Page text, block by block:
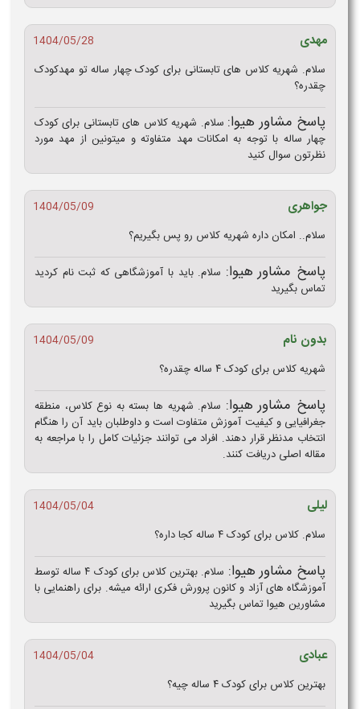
مهدی
1404/05/28
سلام. شهریه کلاس های تابستانی برای کودک چهار ساله تو مهدکودک
چقدره؟
پاسخ مشاور هیوا: سلام. شهریه کلاس های تابستانی برای کودک
چهار ساله با توجه به امکانات مهد متفاوته و میتونین از مهد مورد
نظرتون سوال کنید
جواهری
1404/05/09
سلام.. امکان داره شهریه کلاس رو پس بگیریم؟
پاسخ مشاور هیوا: سلام. باید با آموزشگاهی که ثبت نام کردید
تماس بگیرید
بدون نام
1404/05/09
شهریه کلاس برای کودک ۴ ساله چقدره؟
پاسخ مشاور هیوا: سلام. شهریه ها بسته به نوع کلاس، منطقه
جغرافیایی و کیفیت آموزش متفاوت است و داوطلبان باید آن را هنگام
انتخاب مدنظر قرار دهند. افراد می توانند جزئیات کامل را با مراجعه به
مقاله اصلی دریافت کنند.
لیلی
1404/05/04
سلام. کلاس برای کودک ۴ ساله کجا داره؟
پاسخ مشاور هیوا:
سلام. بهترین کلاس برای کودک ۴ ساله توسط
آموزشگاه های آزاد و کانون پرورش فکری ارائه میشه. برای راهنمایی با
مشاورین هیوا تماس بگیرید
عبادی
1404/05/04
بهترین کلاس برای کودک ۴ ساله چیه؟